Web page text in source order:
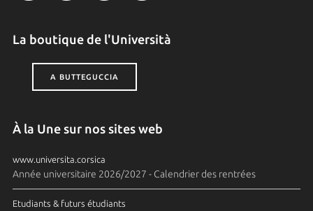
La boutique de l'Università
A BUTTEGUCCIA
À la Une sur nos sites web
www.universita.corsica
Année universitaire 2026/2027 - Calendrier des rentrées
Etudiants & futurs étudiants